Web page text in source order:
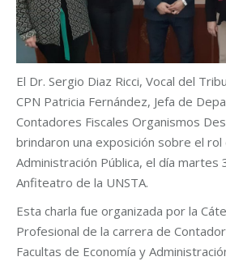
El Dr. Sergio Diaz Ricci, Vocal del
CPN Patricia Fernández, Jefa de
Contadores Fiscales Organismos
brindaron una exposición sobre el
Administración Pública, el día
Anfiteatro de la UNSTA.
Esta charla fue organizada por la
Profesional de la carrera de
Facultas de Economía y